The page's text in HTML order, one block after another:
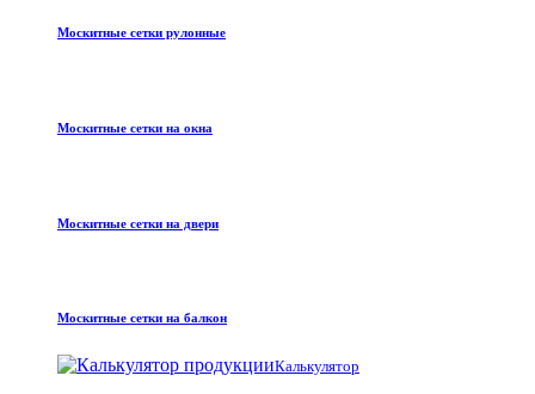
Москитные сетки рулонные
Москитные сетки на окна
Москитные сетки на двери
Москитные сетки на балкон
Калькулятор